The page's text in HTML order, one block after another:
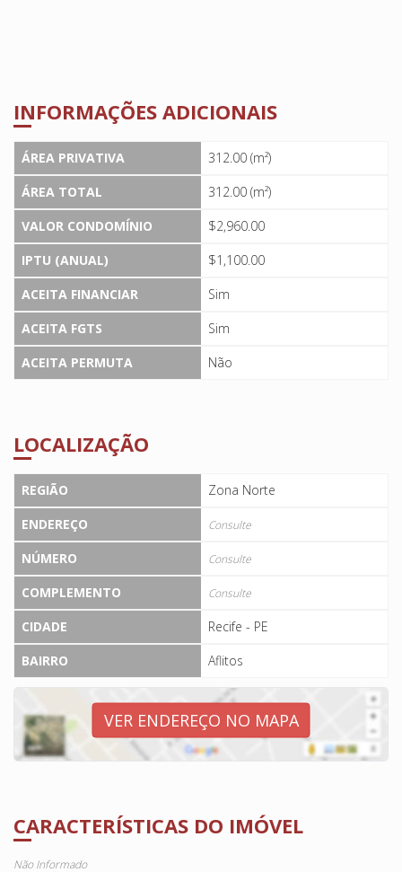
INFORMAÇÕES ADICIONAIS
ÁREA PRIVATIVA
312.00 (m²)
ÁREA TOTAL
312.00 (m²)
VALOR CONDOMÍNIO
$2,960.00
IPTU (ANUAL)
$1,100.00
ACEITA FINANCIAR
Sim
ACEITA FGTS
Sim
ACEITA PERMUTA
Não
LOCALIZAÇÃO
REGIÃO
Zona Norte
ENDEREÇO
Consulte
NÚMERO Consulte
COMPLEMENTO Consulte
CIDADE
Recife - PE
BAIRRO
Aflitos
VER ENDEREÇO NO MAPA
CARACTERÍSTICAS DO IMÓVEL
Não Informado